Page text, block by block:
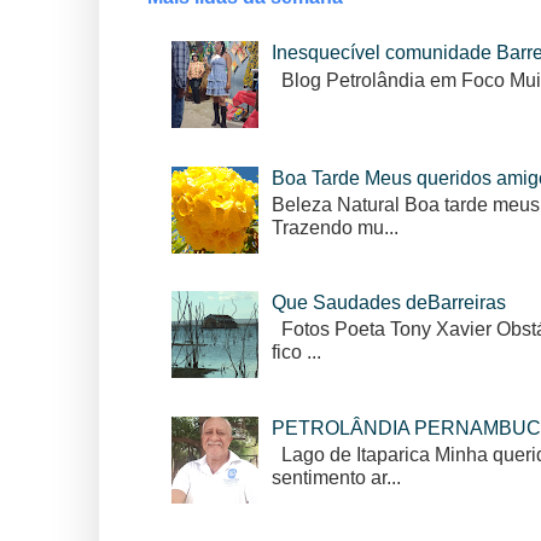
Inesquecível comunidade
Blog Petrolândia em Foco
Boa Tarde Meus queridos
Beleza Natural Boa tarde
Trazendo mu...
Que Saudades deBarreiras
Fotos Poeta Tony Xavier
fico ...
PETROLÂNDIA
Lago de Itaparica Minha
sentimento ar...